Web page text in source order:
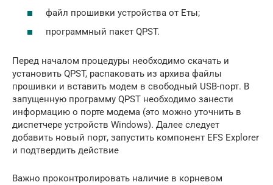
файл прошивки устройства от Еты;
программный пакет QPST.
Перед началом процедуры необходимо скачать и
установить QPST, распаковать из архива файлы
прошивки и вставить модем в свободный USB-порт. В
запущенную программу QPST необходимо занести
информацию о порте модема (это можно уточнить в
диспетчере устройств Windows). Далее следует
добавить новый порт, запустить компонент EFS Explorer
и подтвердить действие
Важно проконтролировать наличие в корневом